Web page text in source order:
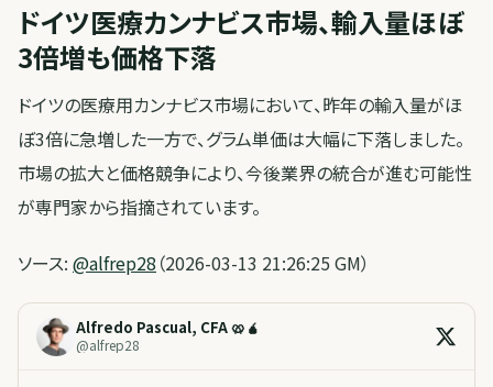
ドイツ医療カンナビス市場、輸入量ほぼ
3倍増も価格下落
ドイツの医療用カンナビス市場において、昨年の輸入量がほ
ぼ3倍に急増した一方で、グラム単価は大幅に下落しました。
市場の拡大と価格競争により、今後業界の統合が進む可能性
が専門家から指摘されています。
ソース: @alfrep28 （2026-03-13 21:26:25 GM）
Alfredo Pascual, CFA 🥨🧉
@alfrep28